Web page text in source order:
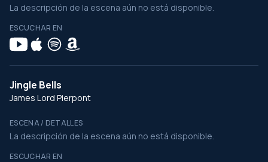
La descripción de la escena aún no está disponible.
ESCUCHAR EN
Jingle Bells
James Lord Pierpont
ESCENA / DETALLES
La descripción de la escena aún no está disponible.
ESCUCHAR EN